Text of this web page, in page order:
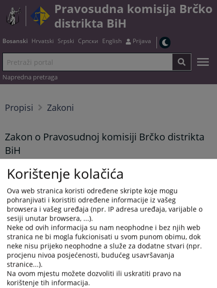
Pravosudna komisija Brčko
distrikta BiH
Bosanski Hrvatski Srpski Српски English Prijava
Napredna pretraga
Propisi Zakoni
Zakon o Pravosudnoj komisiji Brčko distrikta
BiH
Tekst zakona možete preuzeti
Prikazana vijest je na: Bosanski jezik
Vijest dostupna još na: Hrvatski jezik Српски језик
604 PREGLEDA
Korištenje kolačića
Ova web stranica koristi određene skripte koje mogu
pohranjivati i koristiti određene informacije iz vašeg
browsera i vašeg uređaja (npr. IP adresa uređaja, varijable o
sesiji unutar browsera, ...).
Neke od ovih informacija su nam neophodne i bez njih web
stranica ne bi mogla fukcionisati u svom punom obimu, dok
neke nisu prijeko neophodne a služe za dodatne stvari (npr.
procjenu nivoa posjećenosti, budućeg usavršavanja
stranice...).
Na ovom mjestu možete dozvoliti ili uskratiti pravo na
korištenje tih informacija.